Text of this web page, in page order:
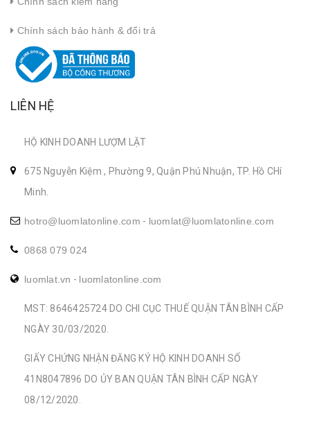
Chính sách bảo hành & đổi trả
LIÊN HỆ
HỘ KINH DOANH LƯỢM LẶT
675 Nguyễn Kiệm , Phường 9, Quận Phú Nhuận, TP. Hồ CHí
Minh.
hotro@luomlatonline.com - luomlat@luomlatonline.com
0868 079 024
luomlat.vn - luomlatonline.com
MST: 8646425724 DO CHI CỤC THUẾ QUẬN TÂN BÌNH CẤP
NGÀY 30/03/2020.
GIẤY CHỨNG NHẬN ĐĂNG KÝ HỘ KINH DOANH SỐ
41N8047896 DO ỦY BAN QUẬN TÂN BÌNH CẤP NGÀY
08/12/2020.